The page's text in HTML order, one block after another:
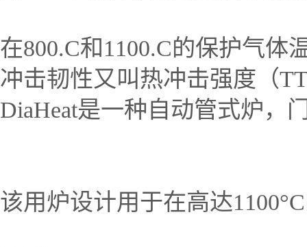
在800.C和 1100.C的保护气体
冲击韧性又叫热冲击强度 （
DiaHeat是一种自动管式炉，
该用炉设计用于在高达1100°C